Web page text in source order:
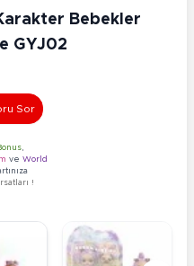
Bebekler
GYJ02
Sor
ve World
!